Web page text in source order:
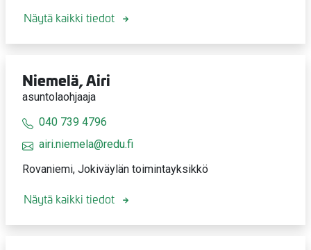
Näytä kaikki tiedot
Niemelä, Airi
asuntolaohjaaja
040 739 4796
airi.niemela@redu.fi
Rovaniemi, Jokiväylän toimintayksikkö
Näytä kaikki tiedot